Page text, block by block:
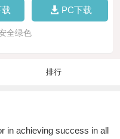
PC下载
全绿色
排行
in achieving success in all